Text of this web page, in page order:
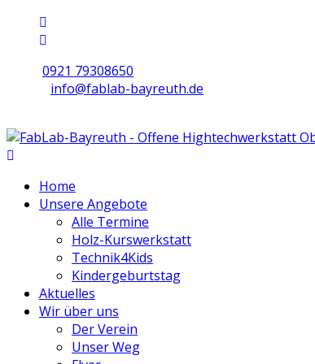
0921 79308650
info@fablab-bayreuth.de
Home
Unsere Angebote
Alle Termine
Holz-Kurswerkstatt
Technik4Kids
Kindergeburtstag
Aktuelles
Wir über uns
Der Verein
Unser Weg